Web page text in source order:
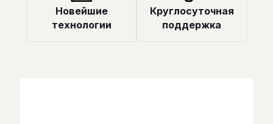
Новейшие
технологии
Круглосуточная
поддержка